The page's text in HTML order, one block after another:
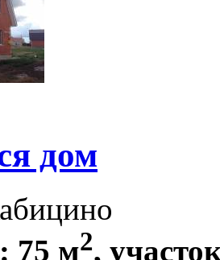
дом
75 м2,